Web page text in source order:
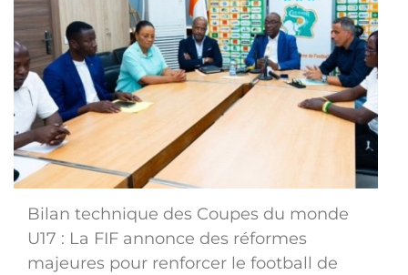
Bilan technique des Coupes du monde
U17 : La FIF annonce des réformes
majeures pour renforcer le football de